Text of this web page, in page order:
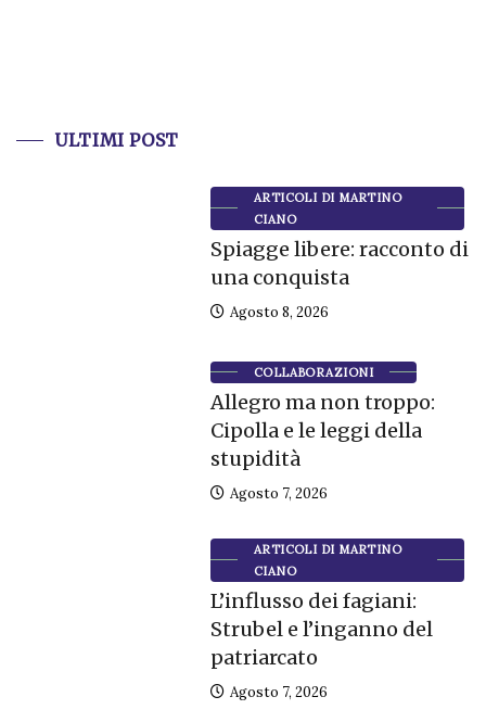
ULTIMI POST
ARTICOLI DI MARTINO
CIANO
Spiagge libere: racconto di
una conquista
Agosto 8, 2026
COLLABORAZIONI
Allegro ma non troppo:
Cipolla e le leggi della
stupidità
Agosto 7, 2026
ARTICOLI DI MARTINO
CIANO
L’influsso dei fagiani:
Strubel e l’inganno del
patriarcato
Agosto 7, 2026